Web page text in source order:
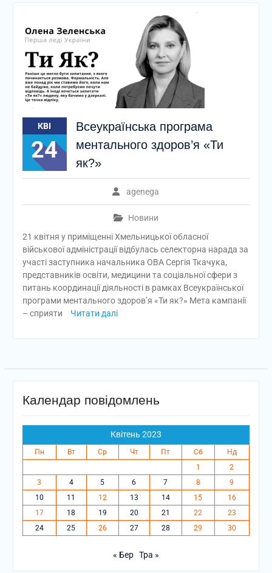
КВІ
24
Всеукраїнська програма
ментального здоров’я «Ти
як?»
agenega
Новини
21 квітня у приміщенні Хмельницької обласної
військової адміністрації відбулась селекторна нарада за
участі заступника начальника ОВА Сергія Ткачука,
представників освіти, медицини та соціальної сфери з
питань координації діяльності в рамках Всеукраїнської
програми ментального здоров’я «Ти як?» Мета кампанії
– сприяти
Читати далі
Календар повідомлень
Квітень 2023
Пн Вт Ср Чт Пт Сб
Нд
1
2
3
4 5 6 7 8
9
10
11 12 13 14 15
16
17
18 19 20 21 22
23
24
25 26 27 28 29 30
« Бер Тра »